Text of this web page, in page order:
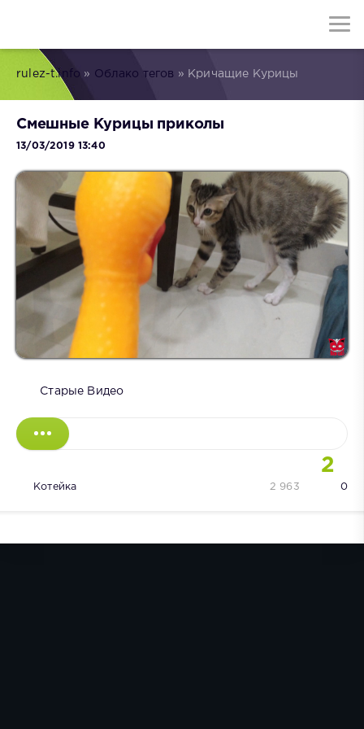
rulez-t.info » Облако тегов » Кричащие Курицы
Смешные Курицы приколы
13/03/2019 13:40
Старые Видео
2
Котейка 0
2 963